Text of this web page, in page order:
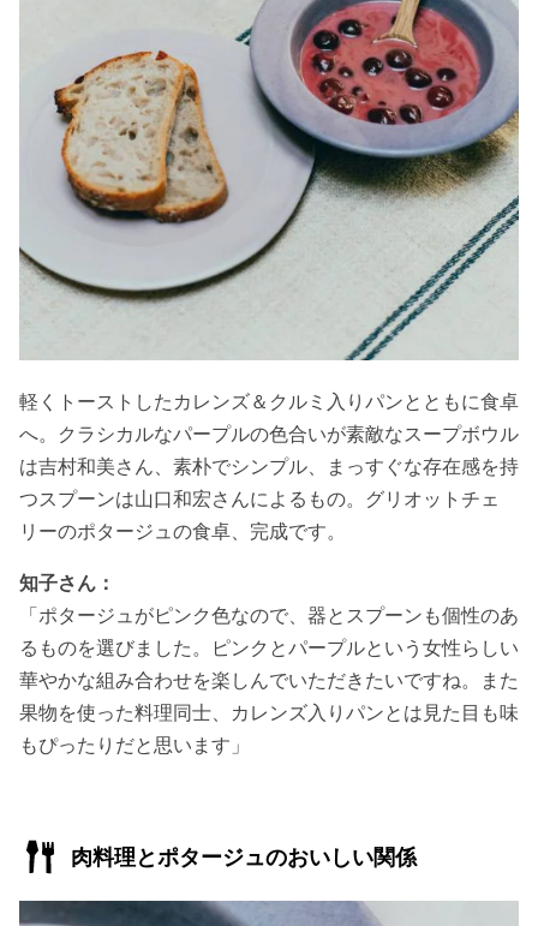
軽くトーストしたカレンズ＆クルミ入りパンとともに食卓
へ。クラシカルなパープルの色合いが素敵なスープボウル
は吉村和美さん、素朴でシンプル、まっすぐな存在感を持
つスプーンは山口和宏さんによるもの。グリオットチェ
リーのポタージュの食卓、完成です。
知子さん：
「ポタージュがピンク色なので、器とスプーンも個性のあ
るものを選びました。ピンクとパープルという女性らしい
華やかな組み合わせを楽しんでいただきたいですね。また
果物を使った料理同士、カレンズ入りパンとは見た目も味
もぴったりだと思います」
肉料理とポタージュのおいしい関係